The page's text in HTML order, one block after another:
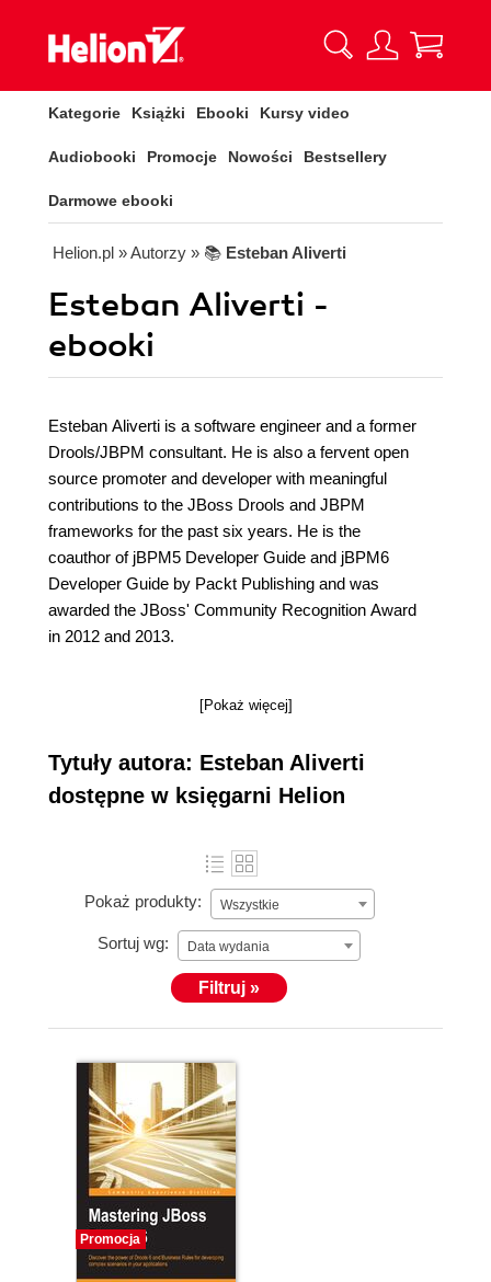
Kategorie Książki Ebooki Kursy video
Audiobooki Promocje Nowości Bestsellery
Darmowe ebooki
Helion.pl » Autorzy » 📚 Esteban Aliverti
Esteban Aliverti -
ebooki
Esteban Aliverti is a software engineer and a former
Drools/JBPM consultant. He is also a fervent open
source promoter and developer with meaningful
contributions to the JBoss Drools and JBPM
frameworks for the past six years. He is the
coauthor of jBPM5 Developer Guide and jBPM6
Developer Guide by Packt Publishing and was
awarded the JBoss' Community Recognition Award
in 2012 and 2013.
[Pokaż więcej]
Tytuły autora: Esteban Aliverti
dostępne w księgarni Helion
Pokaż produkty: Wszystkie
Sortuj wg: Data wydania
Filtruj »
Promocja